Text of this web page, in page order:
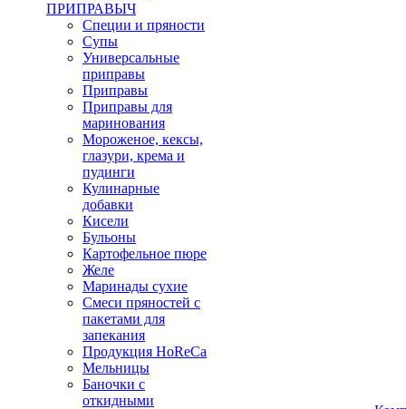
ПРИПРАВЫЧ
Специи и пряности
Супы
Универсальные
приправы
Приправы
Приправы для
маринования
Мороженое, кексы,
глазури, крема и
пудинги
Кулинарные
добавки
Кисели
Бульоны
Картофельное пюре
Желе
Маринады сухие
Смеси пряностей с
пакетами для
запекания
Продукция HoReCa
Мельницы
Баночки с
откидными